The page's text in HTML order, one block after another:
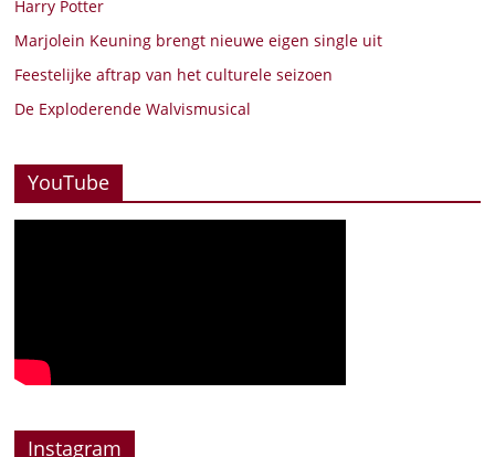
Harry Potter
Marjolein Keuning brengt nieuwe eigen single uit
Feestelijke aftrap van het culturele seizoen
De Exploderende Walvismusical
YouTube
Instagram